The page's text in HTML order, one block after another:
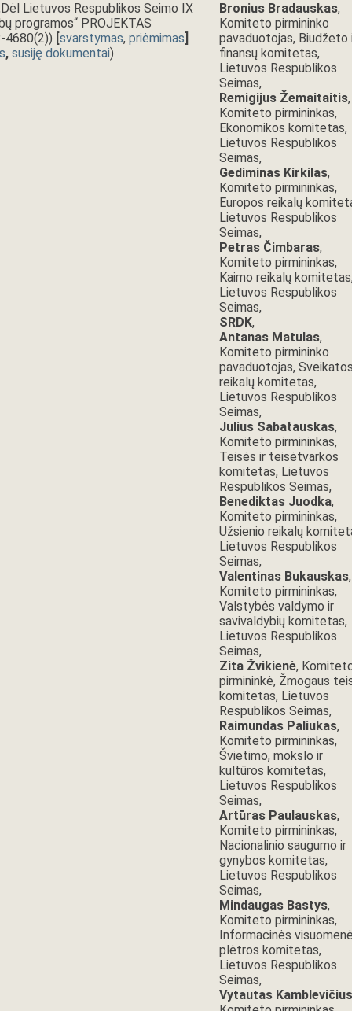
Lietuvos Respublikos Seimo IX
programos“ PROJEKTAS
4680(2)) [svarstymas, priėmimas]
, susiję dokumentai)
Bronius Bradauskas,
Komiteto pirmininko
pavaduotojas, Biudžeto
finansų komitetas,
Lietuvos Respublikos
Seimas,
Remigijus Žemaitaitis,
Komiteto pirmininkas,
Ekonomikos komitetas,
Lietuvos Respublikos
Seimas,
Gediminas Kirkilas,
Komiteto pirmininkas,
Europos reikalų
Lietuvos Respublikos
Seimas,
Petras Čimbaras,
Komiteto pirmininkas,
Kaimo reikalų
Lietuvos Respublikos
Seimas,
SRDK,
Antanas Matulas,
Komiteto pirmininko
pavaduotojas,
reikalų komitetas,
Lietuvos Respublikos
Seimas,
Julius Sabatauskas,
Komiteto pirmininkas,
Teisės ir teisėtvarkos
komitetas, Lietuvos
Respublikos Seimas,
Benediktas Juodka,
Komiteto pirmininkas,
Užsienio reikalų
Lietuvos Respublikos
Seimas,
Valentinas Bukauskas,
Komiteto pirmininkas,
Valstybės valdymo ir
savivaldybių komitetas,
Lietuvos Respublikos
Seimas,
Zita Žvikienė,
pirmininkė, Žmogaus
komitetas, Lietuvos
Respublikos Seimas,
Raimundas Paliukas,
Komiteto pirmininkas,
Švietimo, mokslo ir
kultūros komitetas,
Lietuvos Respublikos
Seimas,
Artūras Paulauskas,
Komiteto pirmininkas,
Nacionalinio saugumo ir
gynybos komitetas,
Lietuvos Respublikos
Seimas,
Mindaugas Bastys,
Komiteto pirmininkas,
Informacinės
plėtros komitetas,
Lietuvos Respublikos
Seimas,
Vytautas Kamblevičius